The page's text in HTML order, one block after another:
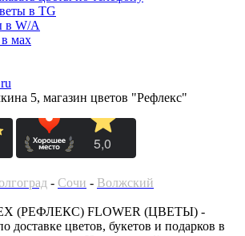
в TG
в W/A
в мах
5, магазин цветов "Рефлекс"
- Сочи - Волжский
(РЕФЛЕКС) FLOWER (ЦВЕТЫ) -
доставке цветов, букетов и подарков в